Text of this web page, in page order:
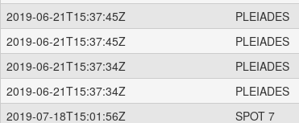
2019-06-21T15:37:45Z
PLEIADES
2019-06-21T15:37:45Z
PLEIADES
2019-06-21T15:37:34Z
PLEIADES
2019-06-21T15:37:34Z
PLEIADES
2019-07-18T15:01:56Z
SPOT 7